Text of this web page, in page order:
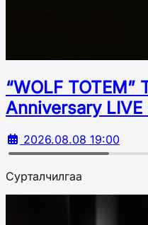
“WOLF TOTEM”
Аnniversary LIVE
2026.08.08 19:00
Сурталчилгаа